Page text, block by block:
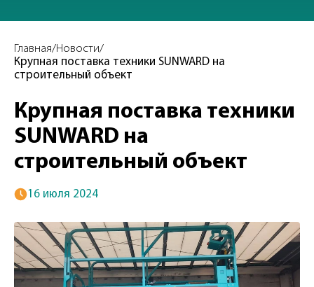
Главная/Новости/
Крупная поставка техники SUNWARD на
строительный объект
Крупная поставка техники
SUNWARD на
строительный объект
16 июля 2024